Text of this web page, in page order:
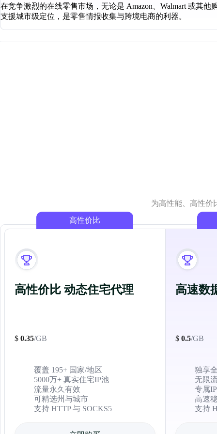
在竞争激烈的在线零售市场，无论是 Amazon、Walmart 或其
支援城市级定位，是零售情报收集与跨境电商的利器。
为高性能、高性价
高性价比
高性价比 动态住宅代理
$ 0.35/GB
覆盖 195+ 国家/地区
5000万+ 真实住宅IP池
流量永久有效
可精选州与城市
支持 HTTP 与 SOCKS5
高速数
$ 0.5/GB
独享
无限
专属
高速
支持